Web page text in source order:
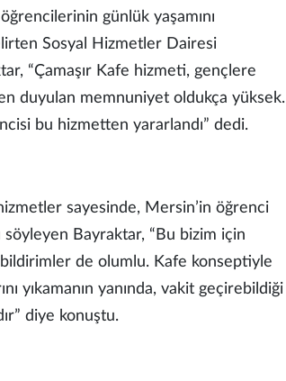
günlük yaşamını
Sosyal Hizmetler Dairesi
“Çamaşır Kafe hizmeti, gençlere
duyulan memnuniyet oldukça yüksek.
bu hizmetten yararlandı” dedi.
sayesinde, Mersin’in öğrenci
söyleyen Bayraktar, “Bu bizim için
de olumlu. Kafe konseptiyle
yıkamanın yanında, vakit geçirebildiği
diye konuştu.